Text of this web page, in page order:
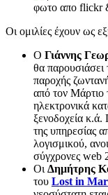
φωτο απο flickr
Οι ομιλίες έχουν ως
Ο Γιάννης
θα παρουσιάσει
παροχής
από τον Μάρτιο
ηλεκτρονικά
ξενοδοχεία κ.ά.
της υπηρεσίας
λογισμικού,
σύγχρονες web
Οι Δημήτρης
του Lost in